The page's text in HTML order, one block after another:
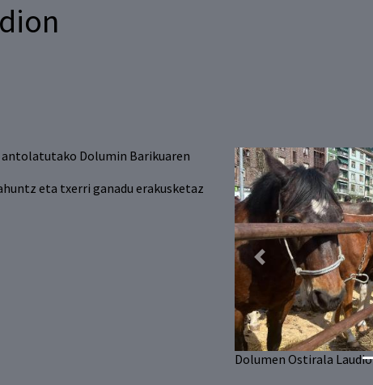
antolatutako Dolumin Barikuaren
eta txerri ganadu erakusketaz
Dolumen Ostirala Laudio
Previous